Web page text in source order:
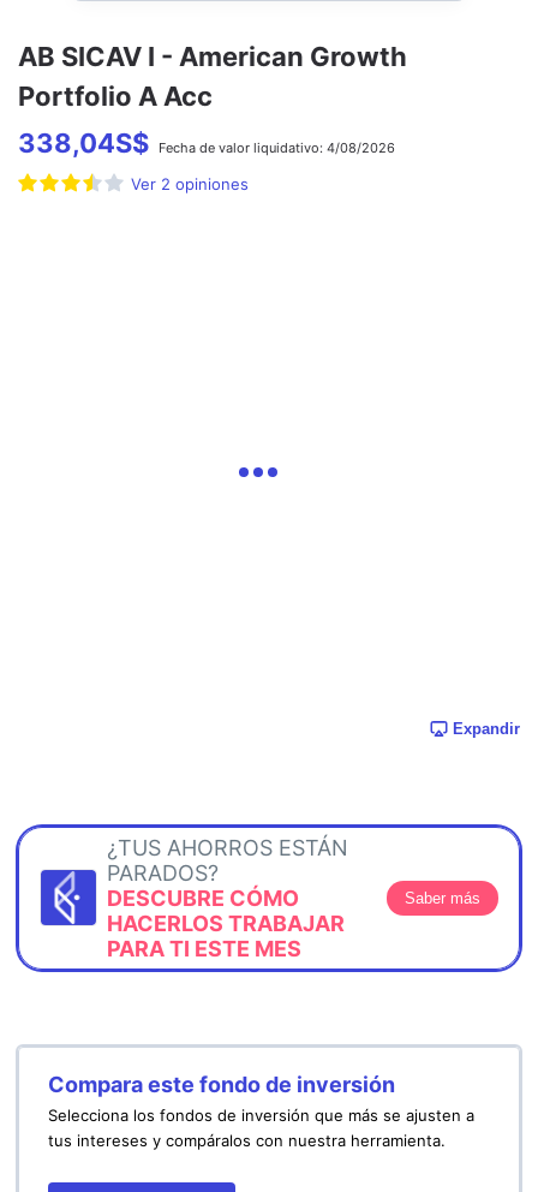
AB SICAV I - American Growth
Portfolio A Acc
338,04S$ Fecha de valor liquidativo: 4/08/2026
Ver 2 opiniones
Expandir
¿TUS AHORROS ESTÁN
PARADOS?
DESCUBRE CÓMO
HACERLOS TRABAJAR
PARA TI ESTE MES
Saber más
Compara este fondo de inversión
Selecciona los fondos de inversión que más se ajusten a
tus intereses y compáralos con nuestra herramienta.